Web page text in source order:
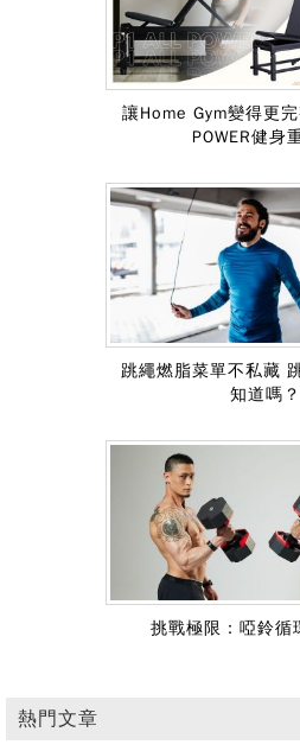
讓Home Gym變得更
POWER健身
跳繩燃脂菜單不私藏
知道嗎？
挑戰極限：啞鈴循
熱門文章